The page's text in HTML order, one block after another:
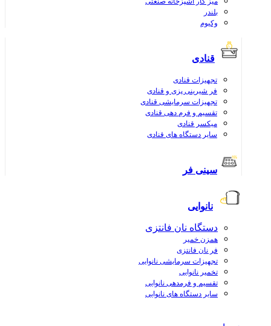
بلندر
وکیوم
قنادی
تجهیزات قنادی
فر شیرینی پزی و قنادی
تجهیزات سرمایشی قنادی
تقسیم و فرم دهی قنادی
میکسر قنادی
سایر دستگاه های قنادی
سینی فر
نانوایی
دستگاه نان فانتزی
همزن خمیر
فر نان فانتزی
تجهیزات سرمایشی نانوایی
تخمیر نانوایی
تقسیم و فرمدهی نانوایی
سایر دستگاه های نانوایی